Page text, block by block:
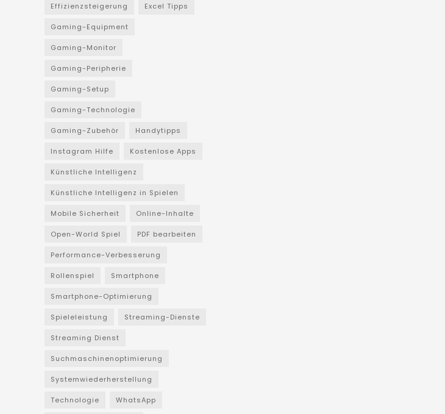
Effizienzsteigerung Excel Tipps
Gaming-Equipment
Gaming-Monitor
Gaming-Peripherie
Gaming-Setup
Gaming-Technologie
Gaming-Zubehör Handytipps
Instagram Hilfe Kostenlose Apps
Künstliche Intelligenz
Künstliche Intelligenz in Spielen
Mobile Sicherheit Online-Inhalte
Open-World Spiel PDF bearbeiten
Performance-Verbesserung
Rollenspiel Smartphone
Smartphone-Optimierung
Spieleleistung Streaming-Dienste
Streaming Dienst
Suchmaschinenoptimierung
Systemwiederherstellung
Technologie WhatsApp